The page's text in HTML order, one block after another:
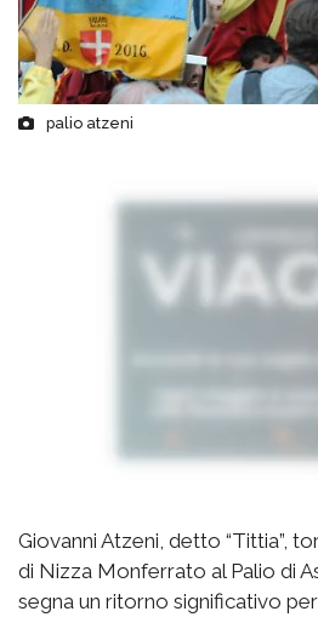
palio atzeni
Giovanni Atzeni, detto “Tittia”,
di Nizza Monferrato al Palio di
segna un ritorno significativo